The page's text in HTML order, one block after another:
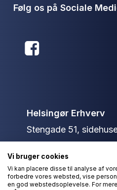
Følg os på Sociale
Helsingør Erhverv
Stengade 51,
+45 40 13 79 36
Vi bruger cookies
Vi kan placere disse til analyse af
forbedre vores websted, vise
en god webstedsoplevelse. For